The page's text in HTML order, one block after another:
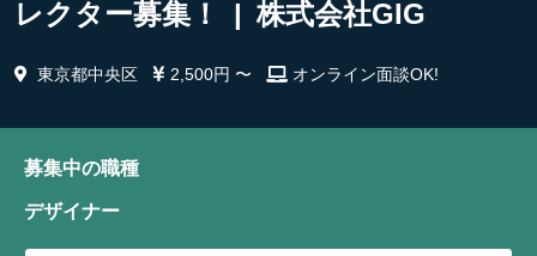
レクター募集！ | 株式会社GIG
東京都中央区 2,500円 〜 オンライン面談OK!
募集中の職種
デザイナー